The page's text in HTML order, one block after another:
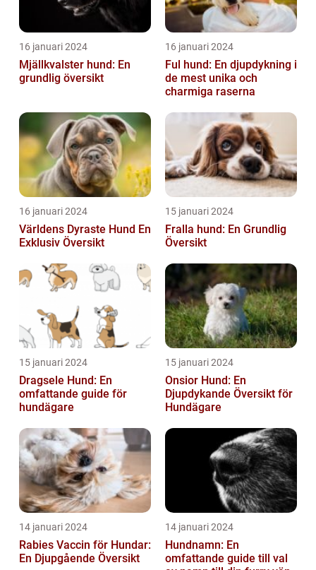
16 januari 2024
Mjällkvalster hund: En
grundlig översikt
16 januari 2024
Ful hund: En djupdykning i
de mest unika och
charmiga raserna
16 januari 2024
Världens Dyraste Hund En
Exklusiv Översikt
15 januari 2024
Fralla hund: En Grundlig
Översikt
15 januari 2024
Dragsele Hund: En
omfattande guide för
hundägare
15 januari 2024
Onsior Hund: En
Djupdykande Översikt för
Hundägare
14 januari 2024
Rabies Vaccin för Hundar:
En Djupgående Översikt
14 januari 2024
Hundnamn: En
omfattande guide till val